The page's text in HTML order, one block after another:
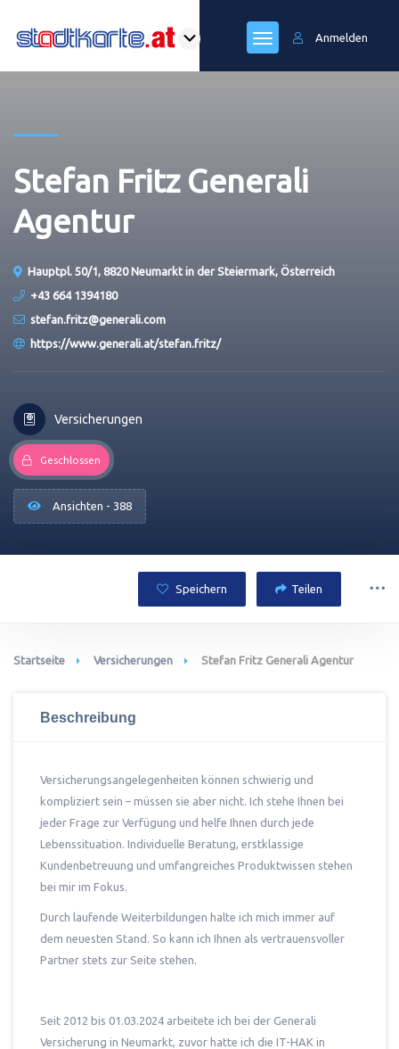
Anmelden
Stefan Fritz Generali
Agentur
Hauptpl. 50/1, 8820 Neumarkt in der Steiermark, Österreich
+43 664 1394180
stefan.fritz@generali.com
https://www.generali.at/stefan.fritz/
Versicherungen
Geschlossen
Ansichten - 388
Speichern Teilen
Startseite Versicherungen Stefan Fritz Generali Agentur
Beschreibung
Versicherungsangelegenheiten können schwierig und
kompliziert sein – müssen sie aber nicht. Ich stehe Ihnen bei
jeder Frage zur Verfügung und helfe Ihnen durch jede
Lebenssituation. Individuelle Beratung, erstklassige
Kundenbetreuung und umfangreiches Produktwissen stehen
bei mir im Fokus.
Durch laufende Weiterbildungen halte ich mich immer auf
dem neuesten Stand. So kann ich Ihnen als vertrauensvoller
Partner stets zur Seite stehen.
Seit 2012 bis 01.03.2024 arbeitete ich bei der Generali
Versicherung in Neumarkt, zuvor hatte ich die IT-HAK in